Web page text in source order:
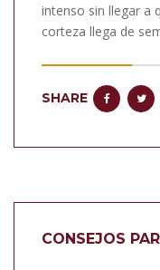
intenso sin llegar a
corteza llega de
SHARE
CONSEJOS